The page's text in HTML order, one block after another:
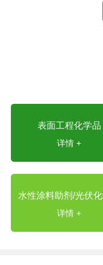
表面工程化学品
详情 +
水性涂料助剂/光伏
详情 +